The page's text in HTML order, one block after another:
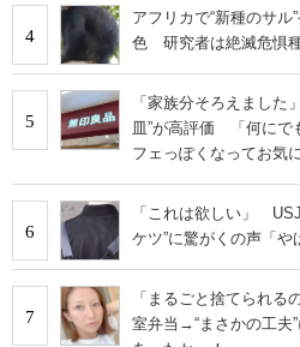
4
アフリカで“新種のサ
色 研究者は絶滅危惧種
5
「家族分そろえまし
皿”が高評価 「何にで
フェっぽくなってお気
6
「これは欲しい」
ケツ”に驚がくの声「や
7
「まるごと捨てられる
室弁当→“まさかの工夫